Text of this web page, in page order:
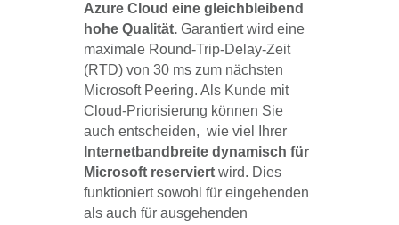
Azure Cloud eine gleichbleibend
hohe Qualität. Garantiert wird eine
maximale Round-Trip-Delay-Zeit
(RTD) von 30 ms zum nächsten
Microsoft Peering. Als Kunde mit
Cloud-Priorisierung können Sie
auch entscheiden, wie viel Ihrer
Internetbandbreite dynamisch für
Microsoft reserviert wird. Dies
funktioniert sowohl für eingehenden
als auch für ausgehenden